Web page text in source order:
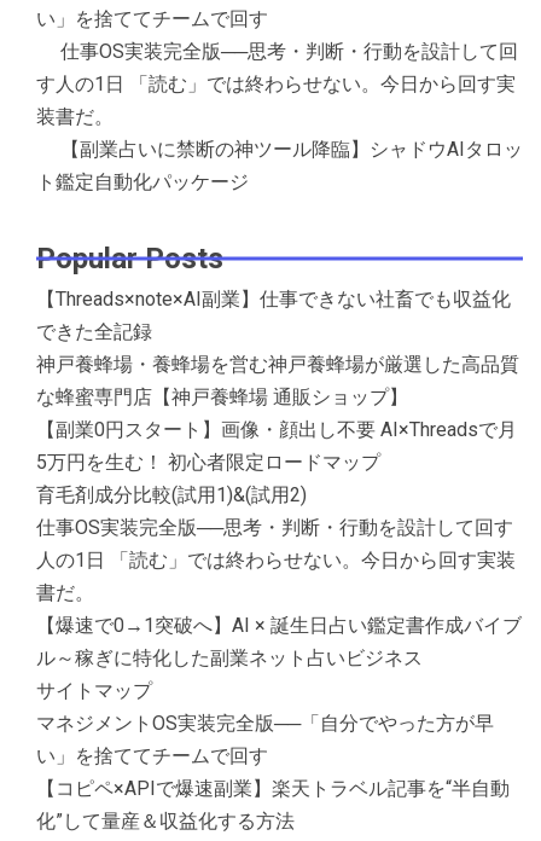
い」を捨ててチームで回す
仕事OS実装完全版──思考・判断・行動を設計して回
す人の1日 「読む」では終わらせない。今日から回す実
装書だ。
【副業占いに禁断の神ツール降臨】シャドウAIタロッ
ト鑑定自動化パッケージ
Popular Posts
【Threads×note×AI副業】仕事できない社畜でも収益化
できた全記録
神戸養蜂場・養蜂場を営む神戸養蜂場が厳選した高品質
な蜂蜜専門店【神戸養蜂場 通販ショップ】
【副業0円スタート】画像・顔出し不要 AI×Threadsで月
5万円を生む！ 初心者限定ロードマップ
育毛剤成分比較(試用1)&(試用2)
仕事OS実装完全版──思考・判断・行動を設計して回す
人の1日 「読む」では終わらせない。今日から回す実装
書だ。
【爆速で0→1突破へ】AI × 誕生日占い鑑定書作成バイブ
ル～稼ぎに特化した副業ネット占いビジネス
サイトマップ
マネジメントOS実装完全版──「自分でやった方が早
い」を捨ててチームで回す
【コピペ×APIで爆速副業】楽天トラベル記事を“半自動
化”して量産＆収益化する方法